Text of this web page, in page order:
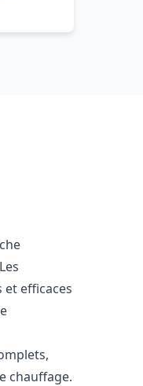
efficaces
chauffage.